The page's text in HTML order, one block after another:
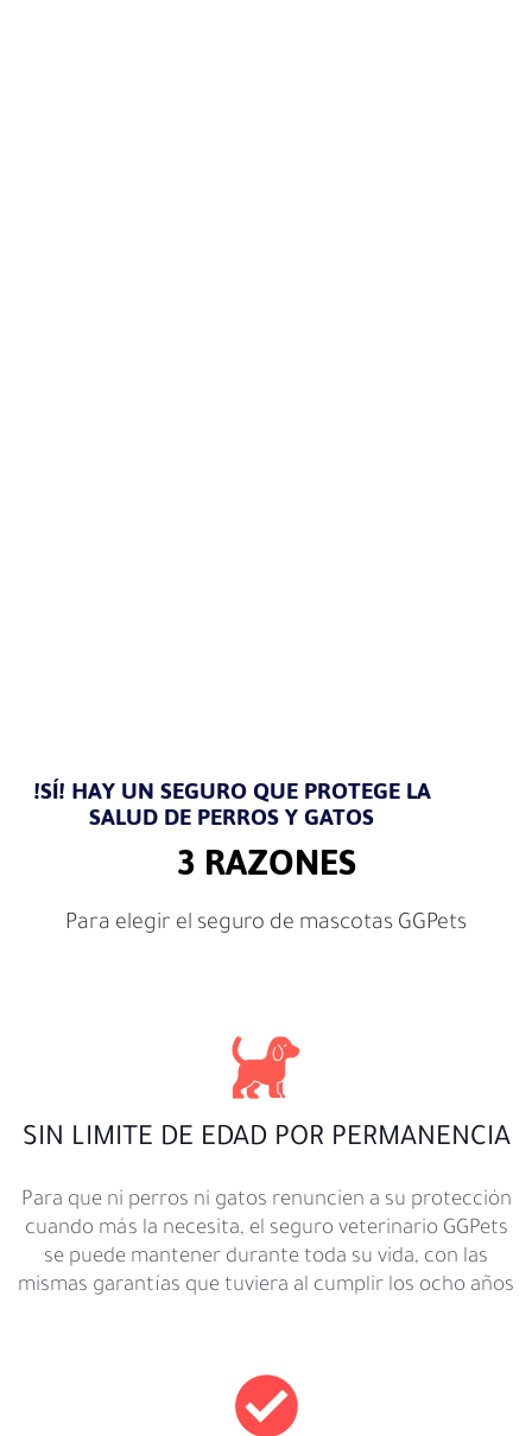
!SÍ! HAY UN SEGURO QUE PROTEGE LA
SALUD DE PERROS Y GATOS
3 RAZONES
Para elegir el seguro de mascotas GGPets
SIN LIMITE DE EDAD POR PERMANENCIA
Para que ni perros ni gatos renuncien a su protección
cuando más la necesita, el seguro veterinario GGPets
se puede mantener durante toda su vida, con las
mismas garantías que tuviera al cumplir los ocho años